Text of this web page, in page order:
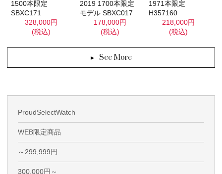
1500本限定
SBXC171
328,000円
(税込)
2019 1700本限定
モデル SBXC017
178,000円
(税込)
1971本限定
H357160
218,000円
(税込)
See More
ProudSelectWatch
WEB限定商品
～299,999円
300,000円～